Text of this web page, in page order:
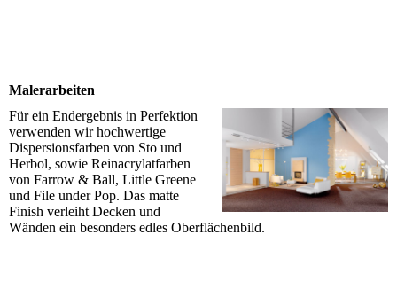
Malerarbeiten
Für ein Endergebnis in Perfektion
verwenden wir hochwertige
Dispersionsfarben von Sto und
Herbol, sowie Reinacrylatfarben
von Farrow & Ball, Little Greene
und File under Pop. Das matte
Finish verleiht Decken und
Wänden ein besonders edles Oberflächenbild.